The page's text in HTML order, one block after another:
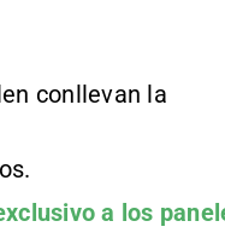
conllevan la
a los